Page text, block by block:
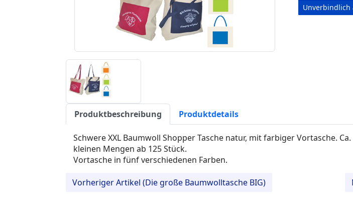
Unverbindlich
Produktbeschreibung Produktdetails
Schwere XXL Baumwoll Shopper Tasche natur, mit farbiger Vortasche.
kleinen Mengen ab 125 Stück.
Vortasche in fünf verschiedenen Farben.
Vorheriger Artikel (Die große Baumwolltasche BIG)